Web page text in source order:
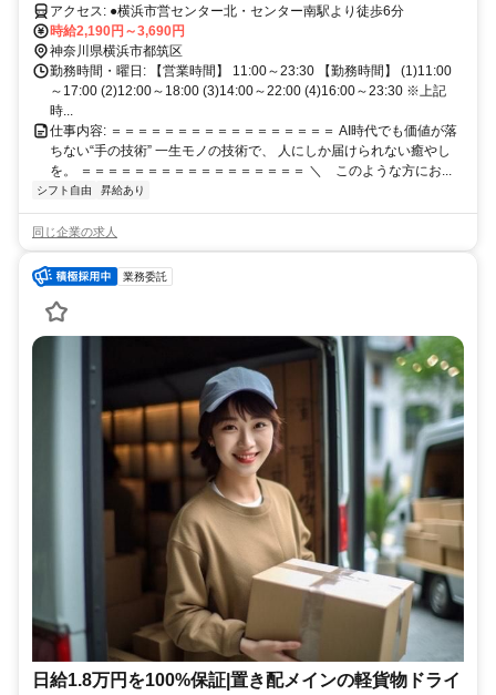
してセラピストデビューしませんか？
アクセス: ●横浜市営センター北・センター南駅より徒歩6分
時給2,190円～3,690円
神奈川県横浜市都筑区
勤務時間・曜日: 【営業時間】 11:00～23:30 【勤務時間】 (1)11:00
～17:00 (2)12:00～18:00 (3)14:00～22:00 (4)16:00～23:30 ※上記
時...
仕事内容: ＝＝＝＝＝＝＝＝＝＝＝＝＝＝＝＝＝ AI時代でも価値が落
ちない“手の技術” 一生モノの技術で、 人にしか届けられない癒やし
を。 ＝＝＝＝＝＝＝＝＝＝＝＝＝＝＝＝＝ ＼ このような方にお...
シフト自由 昇給あり
同じ企業の求人
業務委託
日給1.8万円を100%保証|置き配メインの軽貨物ドライ